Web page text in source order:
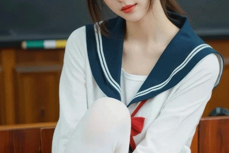
2025 2024 2023 2022
全部 大陆 香港 台湾 美国 韩国 日本